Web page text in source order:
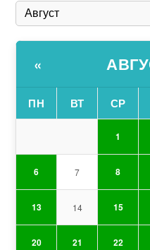
«
ПН ВТ СР
1
6 7 8
13 14 15
20 21 22